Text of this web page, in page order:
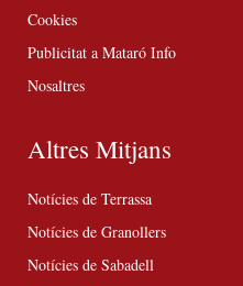
Cookies
Publicitat a Mataró Info
Nosaltres
Altres Mitjans
Notícies de Terrassa
Notícies de Granollers
Notícies de Sabadell